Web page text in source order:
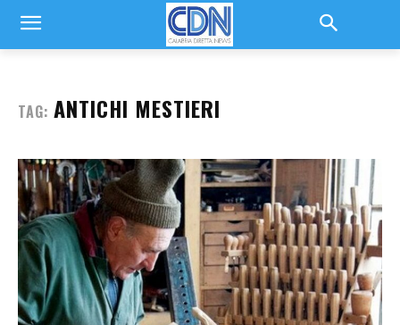
TAG: ANTICHI MESTIERI